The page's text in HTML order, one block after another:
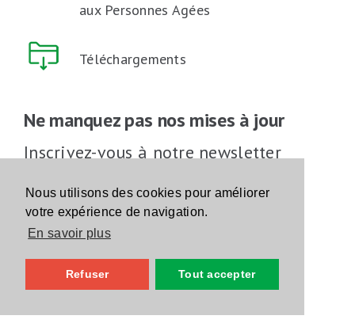
Nous utilisons des cookies pour améliorer
votre expérience de navigation.
En savoir plus
Refuser Tout accepter
aux Personnes Agées
Téléchargements
Ne manquez pas nos mises à jour
Inscrivez-vous à notre newsletter
Inscrivez-vous
Suivez-nous sur les réseaux sociaux